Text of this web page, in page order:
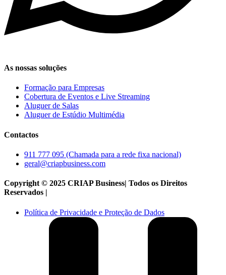
As nossas soluções
Formação para Empresas
Cobertura de Eventos e Live Streaming
Aluguer de Salas
Aluguer de Estúdio Multimédia
Contactos
911 777 095 (Chamada para a rede fixa nacional)
geral@criapbusiness.com
Copyright © 2025 CRIAP Business| Todos os Direitos
Reservados |
Política de Privacidade e Proteção de Dados